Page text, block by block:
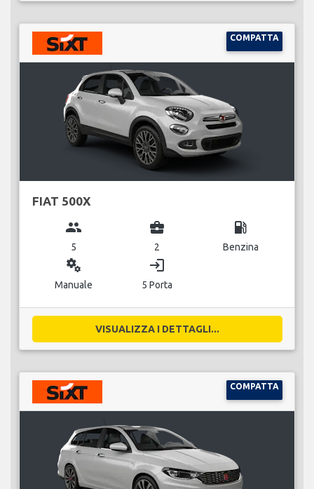
COMPATTA
FIAT 500X
group
5
business_center
2
local_gas_station
Benzina
miscellaneous_services
Manuale
login
5 Porta
VISUALIZZA I DETTAGLI...
COMPATTA